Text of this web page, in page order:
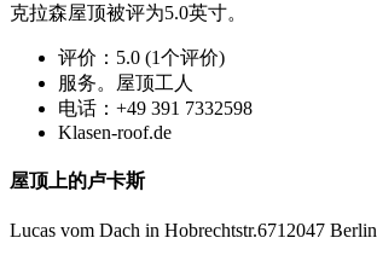
克拉森屋顶被评为5.0英寸。
评价：5.0 (1个评价)
服务。屋顶工人
电话：+49 391 7332598
Klasen-roof.de
屋顶上的卢卡斯
Lucas vom Dach in Hobrechtstr.6712047 Berlin